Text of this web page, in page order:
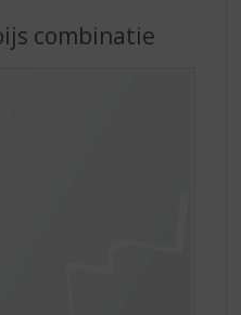
combinatie